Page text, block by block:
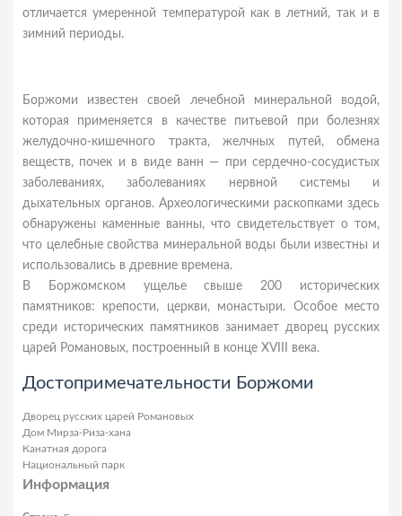
отличается умеренной температурой как в летний, так и в
зимний периоды.
Боржоми известен своей лечебной минеральной водой,
которая применяется в качестве питьевой при болезнях
желудочно-кишечного тракта, желчных путей, обмена
веществ, почек и в виде ванн — при сердечно-сосудистых
заболеваниях, заболеваниях нервной системы и
дыхательных органов. Археологическими раскопками здесь
обнаружены каменные ванны, что свидетельствует о том,
что целебные свойства минеральной воды были известны и
использовались в древние времена.
В Боржомском ущелье свыше 200 исторических
памятников: крепости, церкви, монастыри. Особое место
среди исторических памятников занимает дворец русских
царей Романовых, построенный в конце XVIII века.
Достопримечательности Боржоми
Дворец русских царей Романовых
Дом Мирза-Риза-хана
Канатная дорога
Национальный парк
Информация